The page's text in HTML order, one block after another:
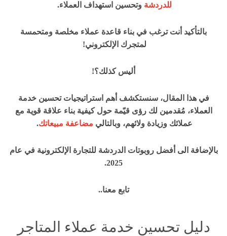
للدردشة وتحسين استهداف العملاء.
بالتأكيد أنت ترغب في بناء قاعدة عملاء مخلصة ومتحمسة
لمتجرك الإلكتروني!
أليس كذلك؟!
في هذا المقال، سنستكشف أهم استراتيجيات تحسين خدمة
العملاء، مُقدمين لك رؤى قيّمة حول كيفية بناء علاقة قوية مع
عملائك وزيادة ولائهم، وبالتالي مضاعفة مبيعاتك.
بالإضافة الى أفضل روبوتات الدردشة للتجارة الإلكترونية في عام
2025.
تابع معنا..
دليل تحسين خدمة عملاء المتاجر